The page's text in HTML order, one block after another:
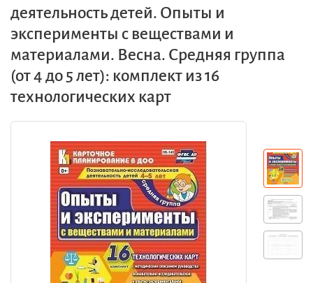
деятельность детей. Опыты и
эксперименты с веществами и
материалами. Весна. Средняя группа
(от 4 до 5 лет): комплект из 16
технологических карт